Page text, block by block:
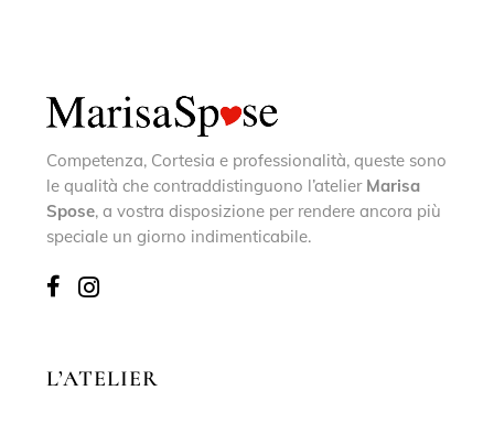
Competenza, Cortesia e professionalità, queste sono
le qualità che contraddistinguono l’atelier Marisa
Spose, a vostra disposizione per rendere ancora più
speciale un giorno indimenticabile.
L’ATELIER